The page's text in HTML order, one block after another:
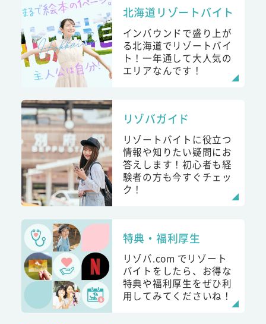
北海道リゾートバイト
インバウンドで盛り上が
る北海道でリゾートバイ
ト！一年通して大人気の
エリアなんです！
リゾバガイド
リゾートバイトに役立つ
情報や知りたい疑問にお
答えします！初心者も経
験者の方も今すぐチェッ
ク！
特典・福利厚生
リゾバ.com でリゾート
バイトをしたら、お得な
特典や福利厚生をぜひ利
用してみてくださいね！